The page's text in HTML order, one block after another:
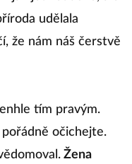
udělala
že nám náš čerstvě
tím pravým.
očichejte.
Žena